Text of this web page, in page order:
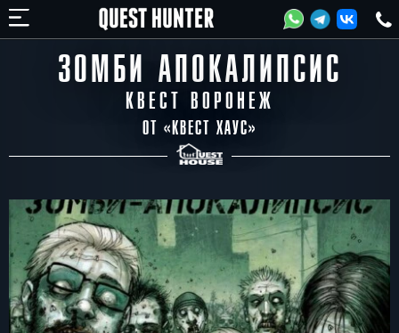
ЗОМБИ АПОКАЛИПСИС
КВЕСТ ВОРОНЕЖ
ОТ « КВЕСТ ХАУС»